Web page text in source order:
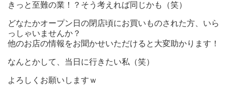
きっと至難の業！？そう考えれば同じかも（笑）
どなたかオープン日の閉店頃にお買いものされた方、いら
っしゃいませんか？
他のお店の情報をお聞かせいただけると大変助かります！
なんとかして、当日に行きたい私（笑）
よろしくお願いしますｗ